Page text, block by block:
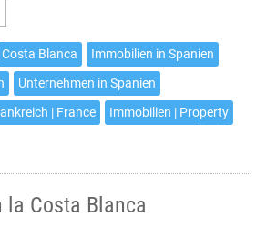
Costa Blanca
Immobilien in Spanien
Unternehmen in Spanien
| France
Immobilien | Property
la Costa Blanca